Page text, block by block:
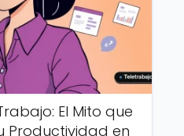
El Mito que
Productividad en